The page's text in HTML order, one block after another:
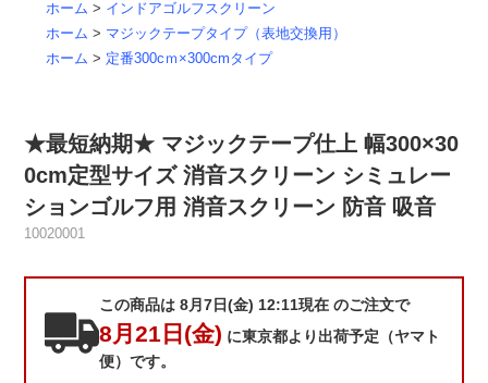
ホーム > インドアゴルフスクリーン
ホーム > マジックテープタイプ（表地交換用）
ホーム > 定番300cｍ×300cmタイプ
★最短納期★ マジックテープ仕上 幅300×30
0cm定型サイズ 消音スクリーン シミュレー
ションゴルフ用 消音スクリーン 防音 吸音
10020001
この商品は 8月7日(金) 12:11現在 のご注文で
8月21日(金) に東京都より出荷予定（ヤマト
便）です。